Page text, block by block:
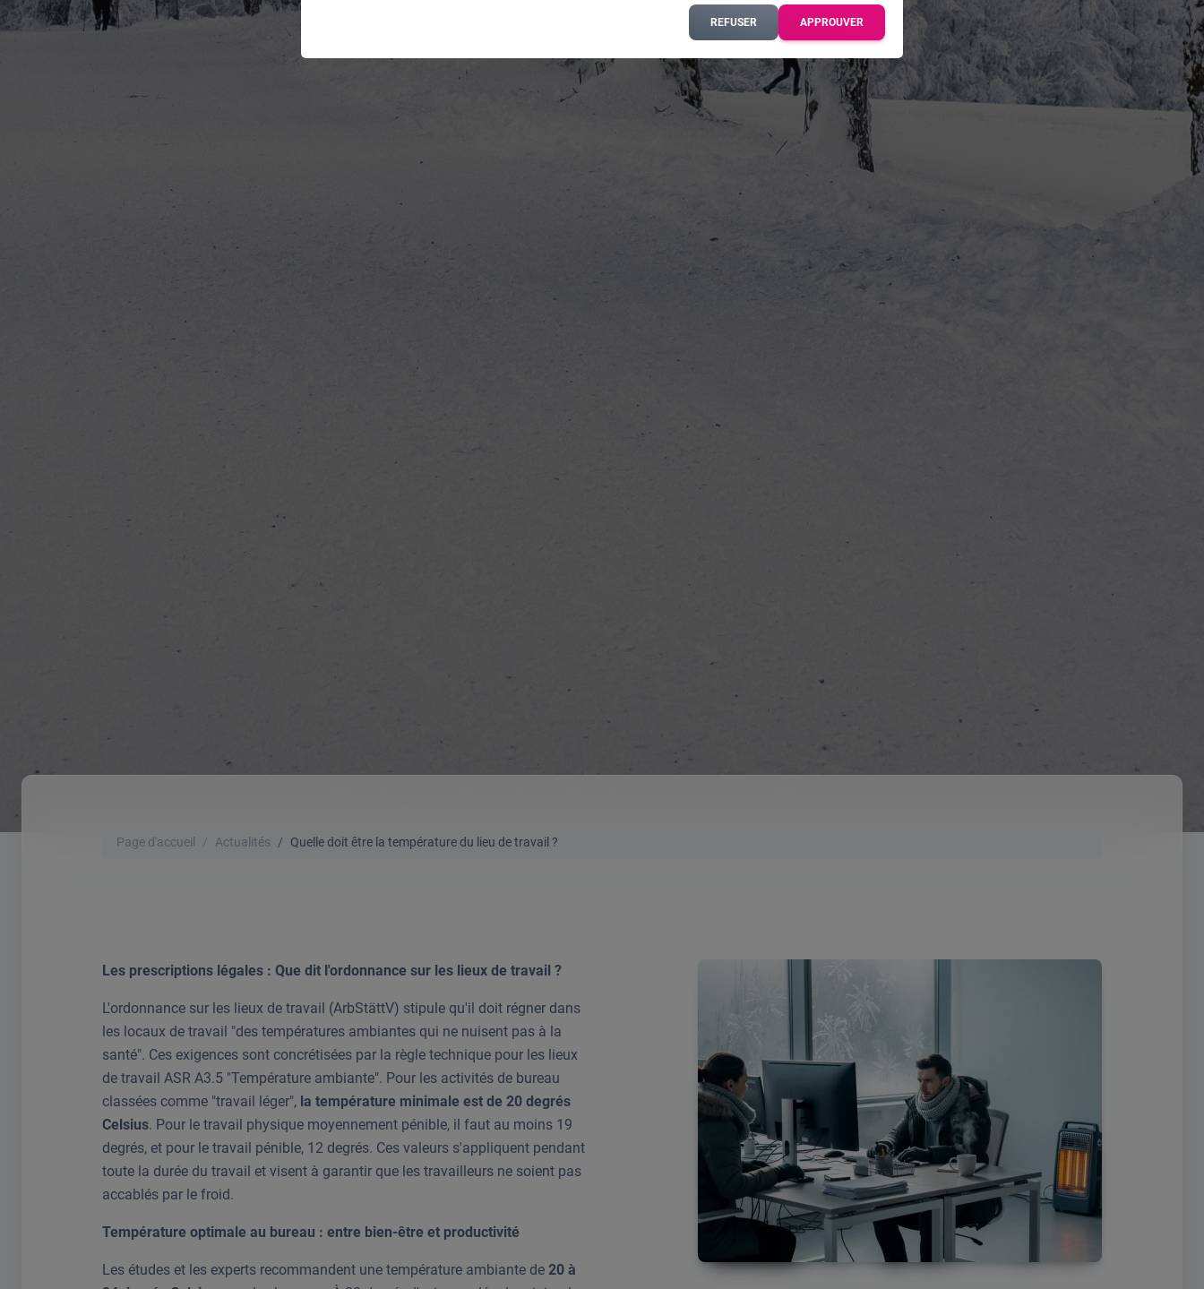
Page d'accueil Actualités Quelle doit être la température du lieu de travail ?
Les prescriptions légales : Que dit l'ordonnance sur les lieux de travail ?
L'ordonnance sur les lieux de travail (ArbStättV) stipule qu'il doit régner dans
les locaux de travail "des températures ambiantes qui ne nuisent pas à la
santé". Ces exigences sont concrétisées par la règle technique pour les lieux
de travail ASR A3.5 "Température ambiante". Pour les activités de bureau
classées comme "travail léger", la température minimale est de 20 degrés
Celsius. Pour le travail physique moyennement pénible, il faut au moins 19
degrés, et pour le travail pénible, 12 degrés. Ces valeurs s'appliquent pendant
toute la durée du travail et visent à garantir que les travailleurs ne soient pas
accablés par le froid.
Température optimale au bureau : entre bien-être et productivité
Les études et les experts recommandent une température ambiante de 20 à
REFUSER APPROUVER